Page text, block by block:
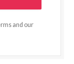
and our